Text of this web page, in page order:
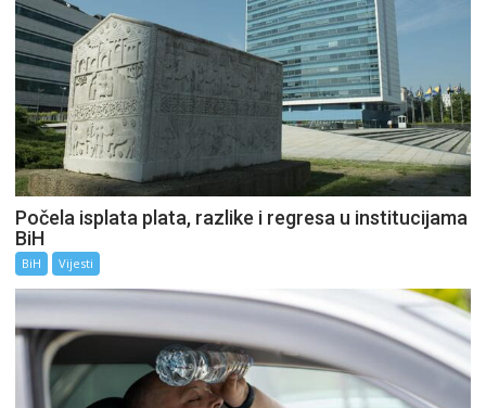
Počela isplata plata, razlike i regresa u institucijama
BiH
BiH Vijesti